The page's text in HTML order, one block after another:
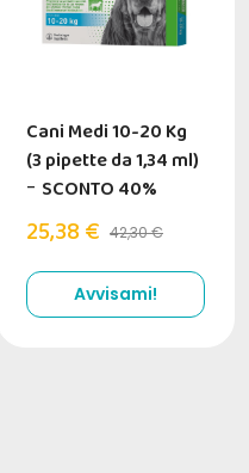
Cani Medi 10-20 Kg
(3 pipette da 1,34 ml)
- SCONTO 40%
25,38 € 42,30 €
Avvisami!